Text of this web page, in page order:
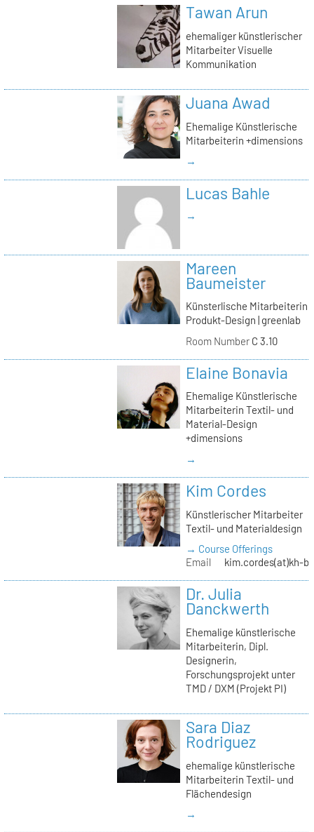
Tawan Arun
ehemaliger künstlerischer
Mitarbeiter Visuelle
Kommunikation
Juana Awad
Ehemalige Künstlerische
Mitarbeiterin +dimensions
→
Lucas Bahle
→
Mareen
Baumeister
Künsterlische Mitarbeiterin
Produkt-Design | greenlab
Room NumberC 3.10
Elaine Bonavia
Ehemalige Künstlerische
Mitarbeiterin Textil- und
Material-Design
+dimensions
→
Kim Cordes
Künstlerischer Mitarbeiter
Textil- und Materialdesign
→ Course Offerings
Email
kim.cordes(at)kh-
Dr. Julia
Danckwerth
Ehemalige künstlerische
Mitarbeiterin, Dipl.
Designerin,
Forschungsprojekt unter
TMD / DXM (Projekt PI)
Sara Diaz
Rodriguez
ehemalige künstlerische
Mitarbeiterin Textil- und
Flächendesign
→